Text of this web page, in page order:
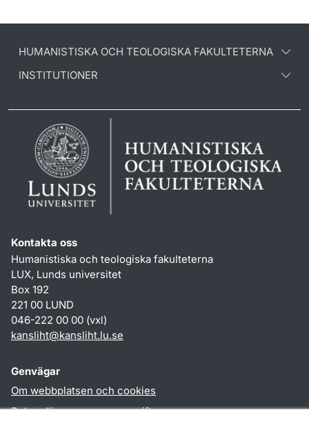
HUMANISTISKA OCH TEOLOGISKA FAKULTETERNA
INSTITUTIONER
Kontakta oss
Humanistiska och teologiska fakulteterna
LUX, Lunds universitet
Box 192
221 00 LUND
046-222 00 00 (vxl)
kansliht@kansliht.lu.se
Genvägar
Om webbplatsen och cookies
Behandling av personuppgifter